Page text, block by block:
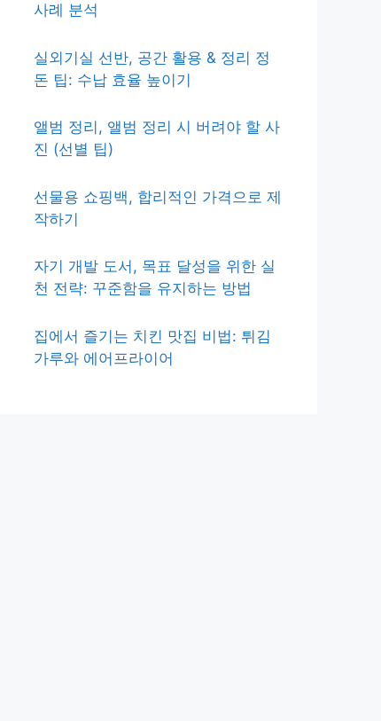
사례 분석
실외기실 선반, 공간 활용 & 정리 정
돈 팁: 수납 효율 높이기
앨범 정리, 앨범 정리 시 버려야 할 사
진 (선별 팁)
선물용 쇼핑백, 합리적인 가격으로 제
작하기
자기 개발 도서, 목표 달성을 위한 실
천 전략: 꾸준함을 유지하는 방법
집에서 즐기는 치킨 맛집 비법: 튀김
가루와 에어프라이어